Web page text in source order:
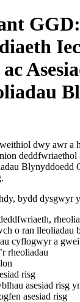
GGD:
dwy awr a
deddfwriaethol
Blynyddoedd
bydd dysgwyr
o ran lleoliadau
cyflogwyr a
rheoliadau
risg
asesiad risg
asesiad risg